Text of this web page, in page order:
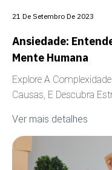
Ansiedade:
Mente Humana
Explore A
Causas, E Descubra
Ver mais detalhes
21 De Setembro De 2023